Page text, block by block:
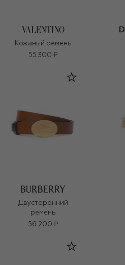
Кожаный ремень
55 300 ₽
Двусторонний
ремень
56 200 ₽